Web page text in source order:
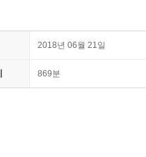
2018년 06월 21일
869분